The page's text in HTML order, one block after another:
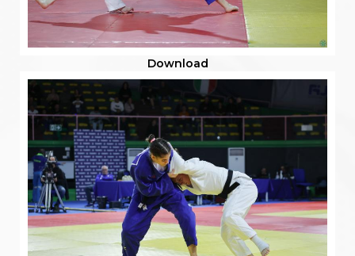
Download